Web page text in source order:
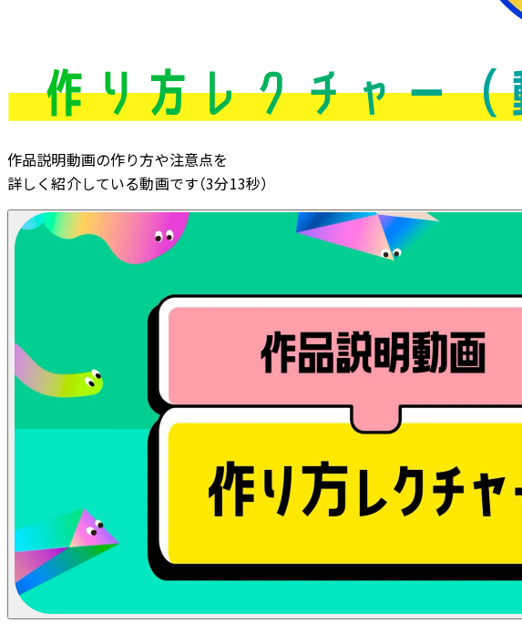
作品説明動画の作り方や注意点を
詳しく紹介している動画です（3分13秒）